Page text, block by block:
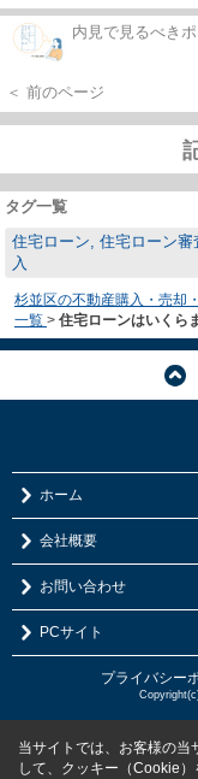
内見で見るべきポ
＜ 前のページ
タグ一覧
住宅ローン, 住宅ローン
入
杉並区の不動産購入・売却
一覧 > 住宅ローンはいくら
ホーム
会社概要
お問い合わせ
PCサイト
プライバシー
当サイトでは、お客様の当
して、クッキー（Cookie）